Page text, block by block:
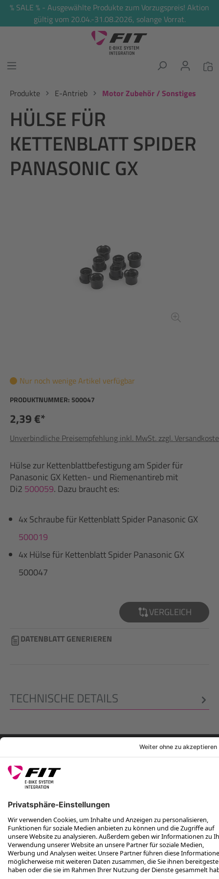
springen
% SALE % - Ausgewählte Produkte zum Vorzugspreis! Aktion
gültig vom 20.04.-31.08.2026, solange Vorrat.
Produkte E-Antrieb Motor Zubehör / Sonstiges
HÜLSE FÜR
KETTENBLATT SPIDER
PANASONIC GX
Nur noch wenige Artikel verfügbar
PRODUKTNUMMER: 500047
2,39 €*
Unverbindliche Preisempfehlung inkl. MwSt. zzgl.
Hülse zur Kettenblattbefestigung am Spider für
Panasonic GX Ketten- und Riemenantireb mit
Di2 500059. Dazu braucht es:
4x Schraube für Kettenblatt Spider Panasonic GX
500019
4x Hülse für Kettenblatt Spider Panasonic GX
500047
VERGLEICH
DATENBLATT GENERIEREN
TECHNISCHE DETAILS
SERVICES
FOLGE UNS AUF